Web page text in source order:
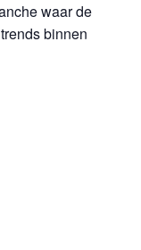
waar de
binnen